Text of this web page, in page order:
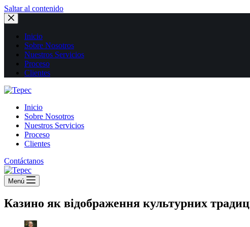
Saltar al contenido
Inicio
Sobre Nosotros
Nuestros Servicios
Proceso
Clientes
Inicio
Sobre Nosotros
Nuestros Servicios
Proceso
Clientes
Contáctanos
Menú
Казино як відображення культурних